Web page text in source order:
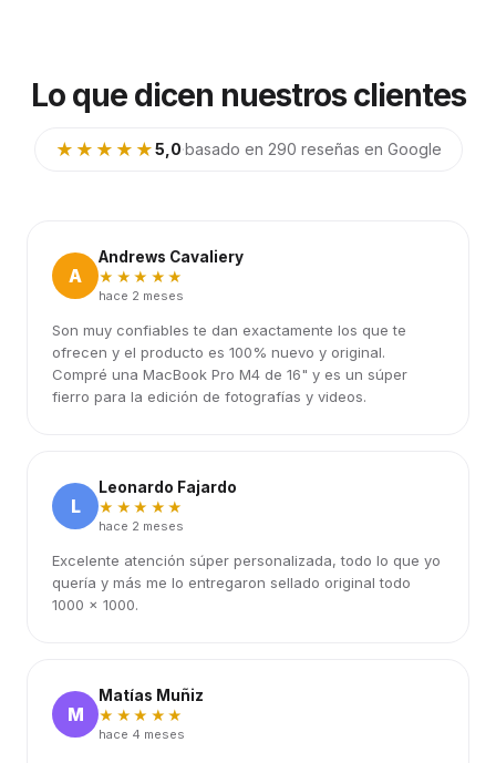
Lo que dicen nuestros clientes
★★★★★5,0·basado en 290 reseñas en Google
A
Andrews Cavaliery
★★★★★
hace 2 meses
Son muy confiables te dan exactamente los que te
ofrecen y el producto es 100% nuevo y original.
Compré una MacBook Pro M4 de 16" y es un súper
fierro para la edición de fotografías y videos.
L
Leonardo Fajardo
★★★★★
hace 2 meses
Excelente atención súper personalizada, todo lo que yo
quería y más me lo entregaron sellado original todo
1000 x 1000.
M
Matías Muñiz
★★★★★
hace 4 meses